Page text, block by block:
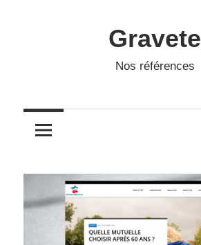
Gravete
Nos références